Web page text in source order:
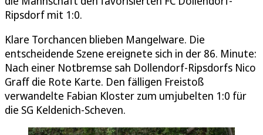
Ripsdorf mit 1:0.
Klare Torchancen blieben Mangelware. Die
entscheidende Szene ereignete sich in der 86. Minute:
Nach einer Notbremse sah Dollendorf-Ripsdorfs Nico
Graff die Rote Karte. Den fälligen Freistoß
verwandelte Fabian Kloster zum umjubelten 1:0 für
die SG Keldenich-Scheven.